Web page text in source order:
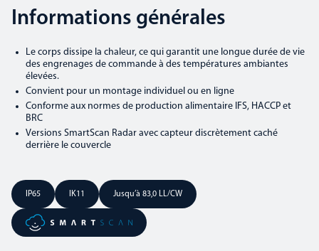
Informations générales
Le corps dissipe la chaleur, ce qui garantit une longue durée de vie
des engrenages de commande à des températures ambiantes
élevées.
Convient pour un montage individuel ou en ligne
Conforme aux normes de production alimentaire IFS, HACCP et
BRC
Versions SmartScan Radar avec capteur discrètement caché
derrière le couvercle
IP65 IK11 Jusqu’à 83,0 LL/CW